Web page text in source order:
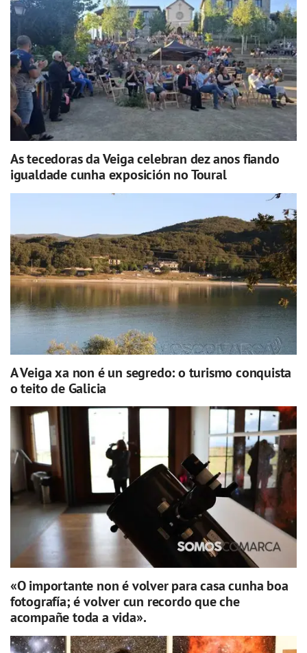
As tecedoras da Veiga celebran dez anos fiando
igualdade cunha exposición no Toural
A Veiga xa non é un segredo: o turismo conquista
o teito de Galicia
«O importante non é volver para casa cunha boa
fotografía; é volver cun recordo que che
acompañe toda a vida».